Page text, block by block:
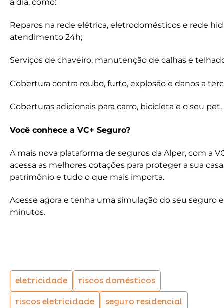
a dia, como:
Reparos na rede elétrica, eletrodomésticos e rede
atendimento 24h;
Serviços de chaveiro, manutenção de calhas e
Cobertura contra roubo, furto, explosão e danos a
Coberturas adicionais para carro, bicicleta e o seu
Você conhece a VC+ Seguro?
A mais nova plataforma de seguros da Alper, com a
acessa as melhores cotações para proteger a sua
patrimônio e tudo o que mais importa.
Acesse agora e tenha uma simulação do seu seguro
minutos.
eletricidade riscos domésticos
riscos eletricidade seguro residencial